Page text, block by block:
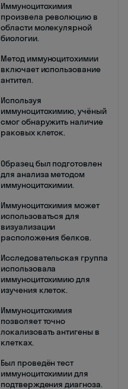
Иммуноцитохимия
произвела революцию в
области молекулярной
биологии.
Метод иммуноцитохимии
включает использование
антител.
Используя
иммуноцитохимию, учёный
смог обнаружить наличие
раковых клеток.
Образец был подготовлен
для анализа методом
иммуноцитохимии.
Иммуноцитохимия может
использоваться для
визуализации
расположения белков.
Исследовательская группа
использовала
иммуноцитохимию для
изучения клеток.
Иммуноцитохимия
позволяет точно
локализовать антигены в
клетках.
Был проведён тест
иммуноцитохимии для
подтверждения диагноза.